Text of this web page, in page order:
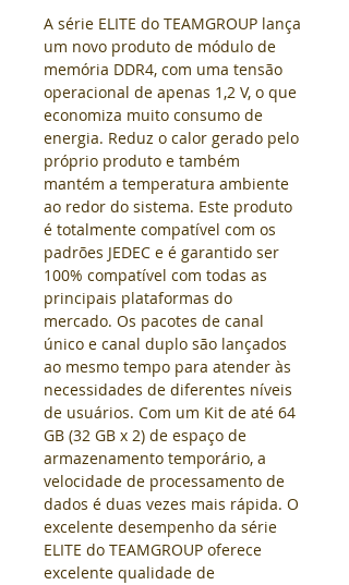
A série ELITE do TEAMGROUP lança
um novo produto de módulo de
memória DDR4, com uma tensão
operacional de apenas 1,2 V, o que
economiza muito consumo de
energia. Reduz o calor gerado pelo
próprio produto e também
mantém a temperatura ambiente
ao redor do sistema. Este produto
é totalmente compatível com os
padrões JEDEC e é garantido ser
100% compatível com todas as
principais plataformas do
mercado. Os pacotes de canal
único e canal duplo são lançados
ao mesmo tempo para atender às
necessidades de diferentes níveis
de usuários. Com um Kit de até 64
GB (32 GB x 2) de espaço de
armazenamento temporário, a
velocidade de processamento de
dados é duas vezes mais rápida. O
excelente desempenho da série
ELITE do TEAMGROUP oferece
excelente qualidade de